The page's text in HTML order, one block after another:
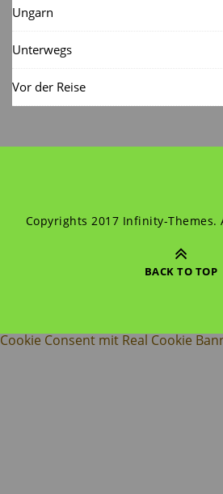
Ungarn
Unterwegs
Vor der Reise
Copyrights 2017 Infinity-Themes.
BACK TO TOP
Cookie Consent mit Real Cookie